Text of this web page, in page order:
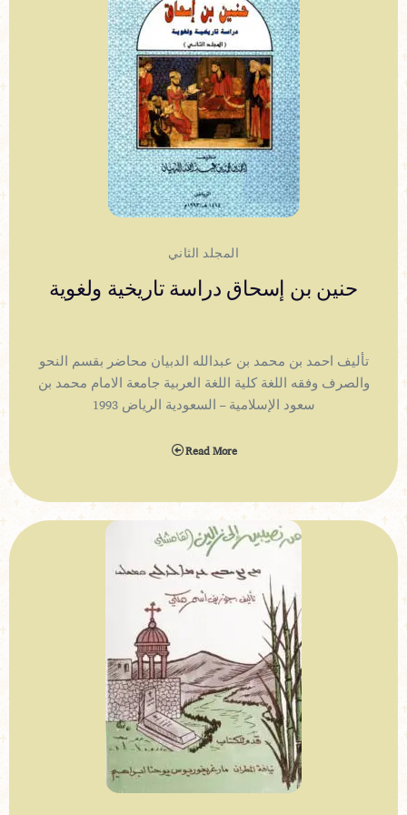
حنين بن إسحاق دراسة تاريخية ولغوية
المجلد الثاني
تأليف احمد بن محمد بن عبدالله الدبيان محاضر بقسم النحو
والصرف وفقه اللغة كلية اللغة العربية جامعة الامام محمد بن
سعود الإسلامية – السعودية الرياض 1993
Read More